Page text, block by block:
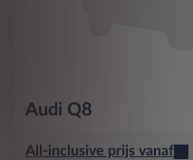
Audi Q8
All-inclusive prijs vanaf